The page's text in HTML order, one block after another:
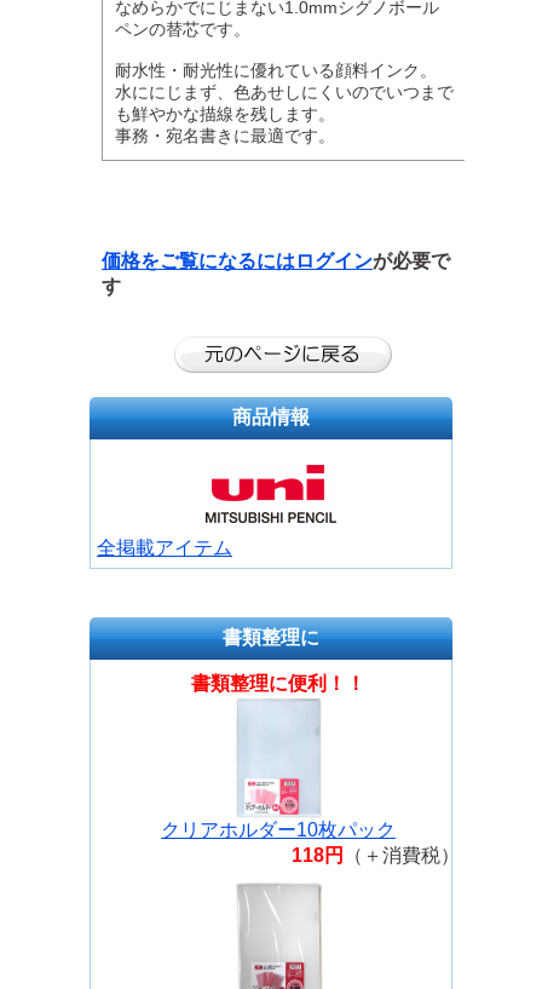
なめらかでにじまない1.0mmシグノボール
ペンの替芯です。
耐水性・耐光性に優れている顔料インク。
水ににじまず、色あせしにくいのでいつまで
も鮮やかな描線を残します。
事務・宛名書きに最適です。
価格をご覧になるには ログインが必要で
す
商品情報
全掲載アイテム
書類整理に
書類整理に便利！！
クリアホルダー10枚パック
118円
（＋消費税）